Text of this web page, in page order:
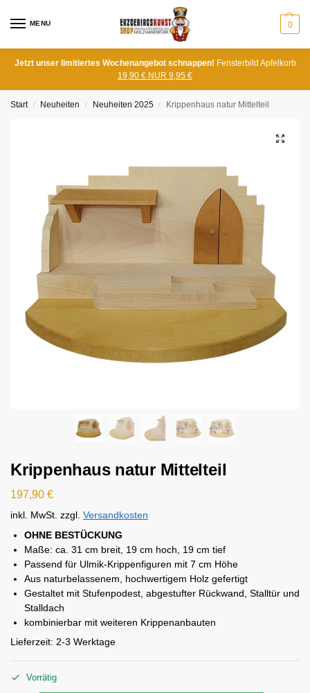
MENU 0
Jetzt unser limitiertes Wochenangebot schnappen! Fensterbild Apfelkorb
19,90 € NUR 9,95 €
Start / Neuheiten / Neuheiten 2025 / Krippenhaus natur Mittelteil
Krippenhaus natur Mittelteil
197,90 €
inkl. MwSt. zzgl. Versandkosten
OHNE BESTÜCKUNG
Maße: ca. 31 cm breit, 19 cm hoch, 19 cm tief
Passend für Ulmik-Krippenfiguren mit 7 cm Höhe
Aus naturbelassenem, hochwertigem Holz gefertigt
Gestaltet mit Stufenpodest, abgestufter Rückwand, Stalltür und
Stalldach
kombinierbar mit weiteren Krippenanbauten
Lieferzeit: 2-3 Werktage
Vorrätig